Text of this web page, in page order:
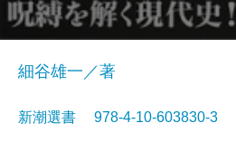
細谷雄一／著
新潮選書 978-4-10-603830-3